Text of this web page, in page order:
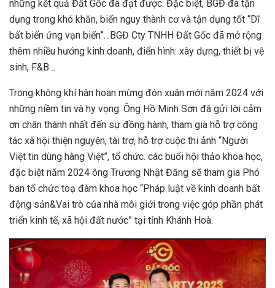
những kết quả Đất Gốc đã đạt được. Đặc biệt, BGĐ đã tận
dụng trong khó khăn, biến nguy thành cơ và tận dụng tốt “Dĩ
bất biến ứng vạn biến”…BGĐ Cty TNHH Đất Gốc đã mở rộng
thêm nhiều hướng kinh doanh, điển hình: xây dựng, thiết bị vệ
sinh, F&B…
Trong không khí hân hoan mừng đón xuân mới năm 2024 với
những niềm tin và hy vọng. Ông Hồ Minh Sơn đã gửi lời cảm
ơn chân thành nhất đến sự đồng hành, tham gia hỗ trợ công
tác xã hội thiện nguyện, tài trợ, hỗ trợ cuộc thi ảnh “Người
Việt tin dùng hàng Việt”, tổ chức. các buổi hội thảo khoa học,
đặc biệt năm 2024 ông Trương Nhật Đăng sẽ tham gia Phó
ban tổ chức toạ đàm khoa học “Pháp luật về kinh doanh bất
động sản&Vai trò của nhà môi giới trong việc góp phần phát
triển kinh tế, xã hội đất nước” tại tỉnh Khánh Hoà.